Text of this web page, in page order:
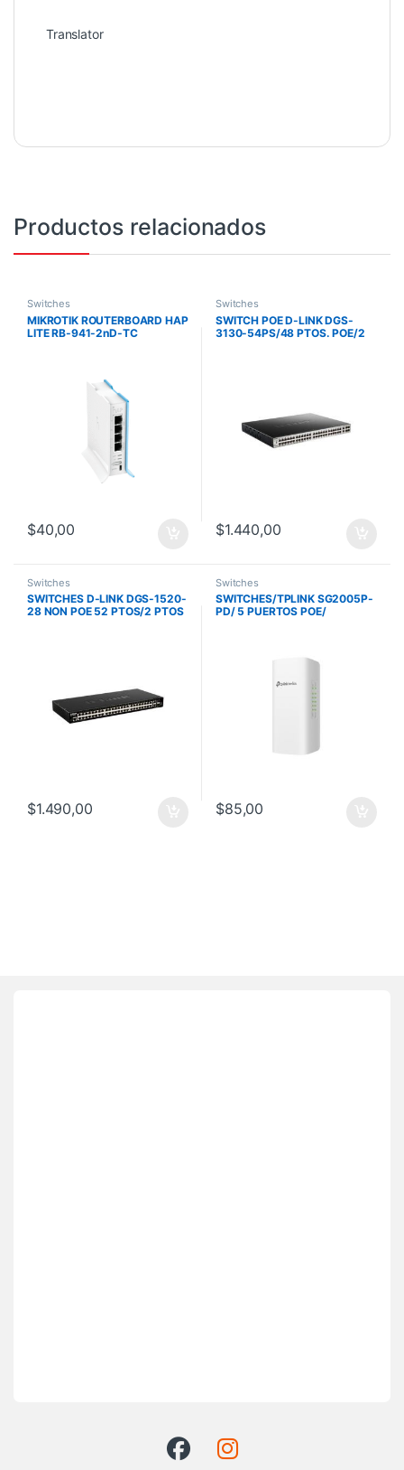
Translator
Productos relacionados
Switches
MIKROTIK ROUTERBOARD HAP
LITE RB-941-2nD-TC
$40,00
Switches
SWITCH POE D-LINK DGS-
3130-54PS/48 PTOS. POE/2
$1.440,00
Switches
SWITCHES D-LINK DGS-1520-
28 NON POE 52 PTOS/2 PTOS
$1.490,00
Switches
SWITCHES/TPLINK SG2005P-
PD/ 5 PUERTOS POE/
$85,00